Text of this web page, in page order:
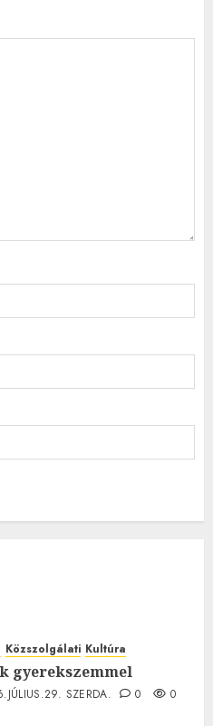
Közszolgálati Kultúra
gyerekszemmel
SZERDA. 0 0